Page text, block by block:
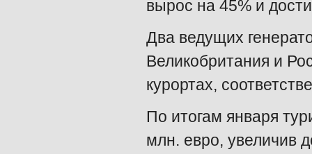
вырос на 45% и
Два ведущих
Великобритания и
курортах,
По итогам января
млн. евро, увеличив